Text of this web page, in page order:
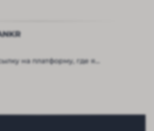
на платформу, где я...